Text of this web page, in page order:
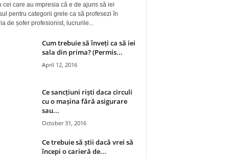
cei care au impresia că e de ajuns să iei
pentru categorii grele ca să profesezi în
de șofer profesionist, lucrurile...
Cum trebuie să înveți ca să iei
sala din prima? (Permis...
April 12, 2016
Ce sancțiuni riști daca circuli
cu o mașina fără asigurare
sau...
October 31, 2016
Ce trebuie să știi dacă vrei să
începi o carieră de...